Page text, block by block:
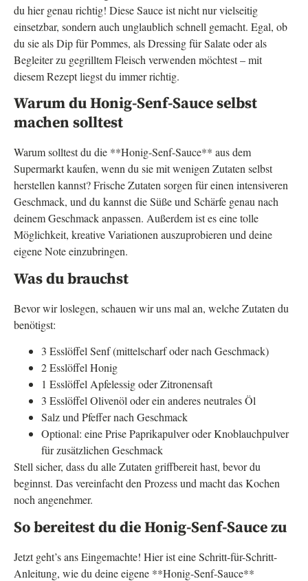
du hier genau richtig! Diese Sauce ist nicht nur vielseitig
einsetzbar, sondern auch unglaublich schnell gemacht. Egal, ob
du sie als Dip für Pommes, als Dressing für Salate oder als
Begleiter zu gegrilltem Fleisch verwenden möchtest – mit
diesem Rezept liegst du immer richtig.
Warum du Honig-Senf-Sauce selbst
machen solltest
Warum solltest du die **Honig-Senf-Sauce** aus dem
Supermarkt kaufen, wenn du sie mit wenigen Zutaten selbst
herstellen kannst? Frische Zutaten sorgen für einen intensiveren
Geschmack, und du kannst die Süße und Schärfe genau nach
deinem Geschmack anpassen. Außerdem ist es eine tolle
Möglichkeit, kreative Variationen auszuprobieren und deine
eigene Note einzubringen.
Was du brauchst
Bevor wir loslegen, schauen wir uns mal an, welche Zutaten du
benötigst:
3 Esslöffel Senf (mittelscharf oder nach Geschmack)
2 Esslöffel Honig
1 Esslöffel Apfelessig oder Zitronensaft
3 Esslöffel Olivenöl oder ein anderes neutrales Öl
Salz und Pfeffer nach Geschmack
Optional: eine Prise Paprikapulver oder Knoblauchpulver
für zusätzlichen Geschmack
Stell sicher, dass du alle Zutaten griffbereit hast, bevor du
beginnst. Das vereinfacht den Prozess und macht das Kochen
noch angenehmer.
So bereitest du die Honig-Senf-Sauce zu
Jetzt geht’s ans Eingemachte! Hier ist eine Schritt-für-Schritt-
Anleitung, wie du deine eigene **Honig-Senf-Sauce**